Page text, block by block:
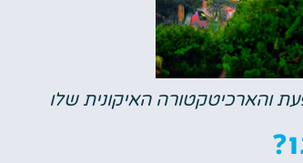
והארכיטקטורה האיקונית שלו